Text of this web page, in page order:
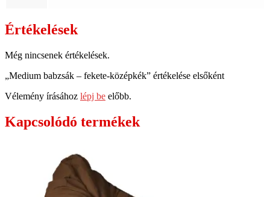
Értékelések
Még nincsenek értékelések.
„Medium babzsák – fekete-középkék” értékelése elsőként
Vélemény írásához lépj be előbb.
Kapcsolódó termékek